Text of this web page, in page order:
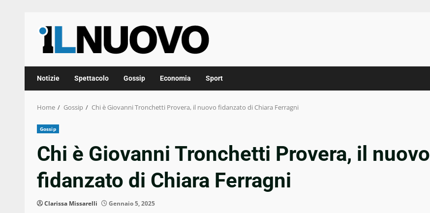
Notizie Spettacolo Gossip Economia Sport
Home Gossip Chi è Giovanni Tronchetti Provera, il nuovo fidanzato di Chiara Ferragni
Gossip
Chi è Giovanni Tronchetti Provera, il nuovo
fidanzato di Chiara Ferragni
Clarissa Missarelli Gennaio 5, 2025